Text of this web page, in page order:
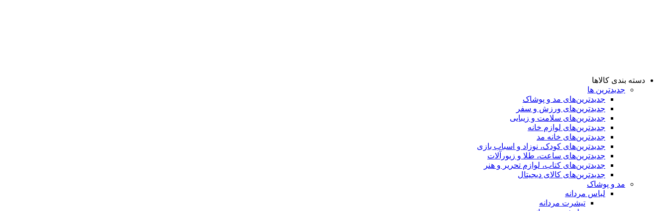
دسته بندی کالاها
جدیدترین ها
جدید‌ترین‌های مد و پوشاک
جدید‌ترین‌های ورزش و سفر
جدید‌ترین‌های سلامت و زیبایی
جدید‌ترین‌های لوازم خانه
جدیدترین‌های خانه مد
جدید‌ترین‌های کودک، نوزاد و اسباب بازی
جدید‌ترین‌های ساعت، طلا و زیورآلات
جدید‌ترین‌های کتاب، لوازم تحریر و هنر
جدید‌ترین‌های کالای دیجیتال
مد و پوشاک
لباس مردانه
تیشرت مردانه